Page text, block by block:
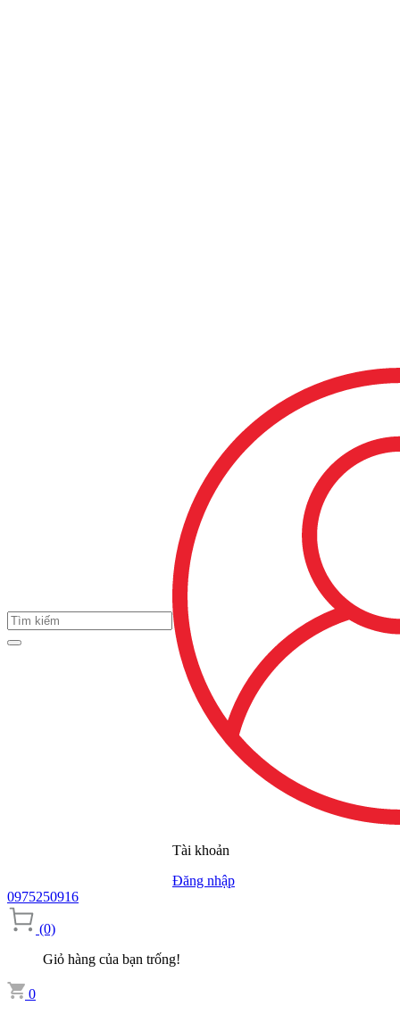
Tài khoản
Đăng nhập
0975250916
(0)
Giỏ hàng của bạn trống!
0